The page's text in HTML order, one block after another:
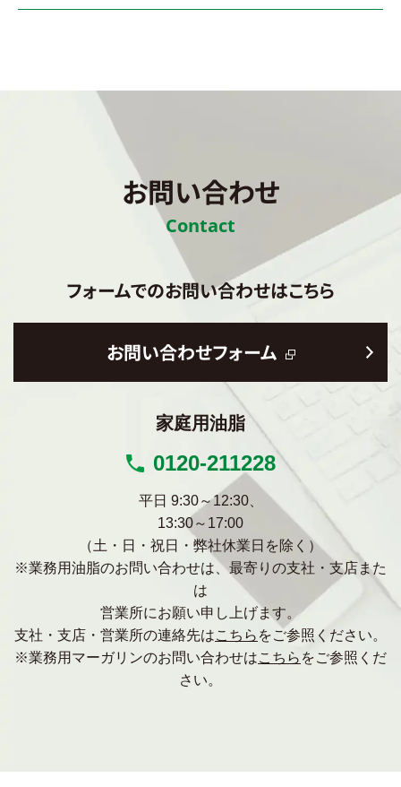
お問い合わせ
Contact
フォームでのお問い合わせはこちら
お問い合わせフォーム
家庭用油脂
0120-211228
平日 9:30～12:30、
13:30～17:00
（土・日・祝日・弊社休業日を除く）
※業務用油脂のお問い合わせは、最寄りの支社・支店また
は
営業所にお願い申し上げます。
支社・支店・営業所の連絡先はこちら をご参照ください。
※業務用マーガリンのお問い合わせはこちら をご参照くだ
さい。